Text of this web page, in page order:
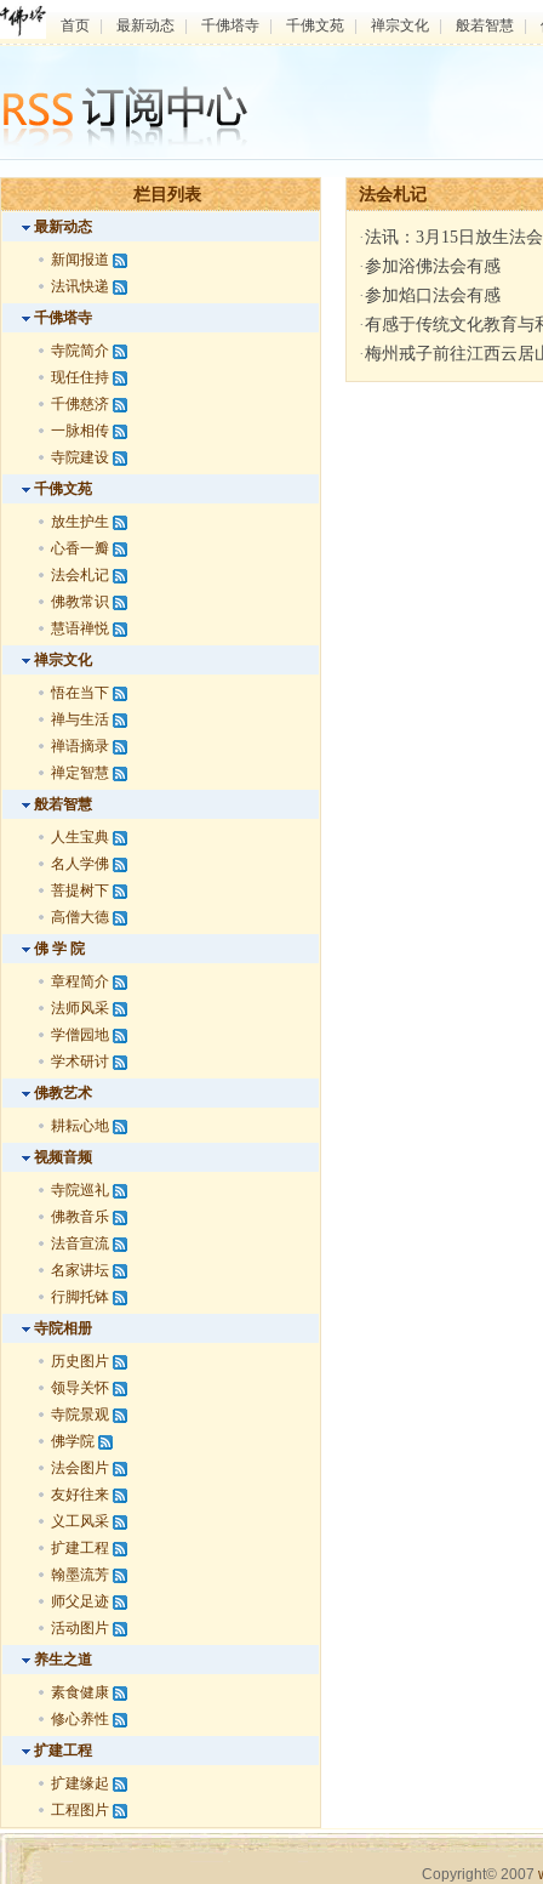
首页 最新动态 千佛塔寺 千佛文苑 禅宗文化 般若智慧
栏目列表
最新动态
新闻报道
法讯快递
千佛塔寺
寺院简介
现任住持
千佛慈济
一脉相传
寺院建设
千佛文苑
放生护生
心香一瓣
法会札记
佛教常识
慧语禅悦
禅宗文化
悟在当下
禅与生活
禅语摘录
禅定智慧
般若智慧
人生宝典
名人学佛
菩提树下
高僧大德
佛 学 院
章程简介
法师风采
学僧园地
学术研讨
佛教艺术
耕耘心地
视频音频
寺院巡礼
佛教音乐
法音宣流
名家讲坛
行脚托钵
寺院相册
历史图片
领导关怀
寺院景观
佛学院
法会图片
友好往来
义工风采
扩建工程
翰墨流芳
师父足迹
活动图片
养生之道
素食健康
修心养性
扩建工程
扩建缘起
工程图片
法会札记
·法讯：3月15日放生法
·参加浴佛法会有感
·参加焰口法会有感
·有感于传统文化教育与
·梅州戒子前往江西云居
Copyright© 2007